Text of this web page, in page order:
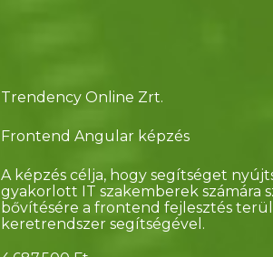
Trendency Online Zrt.
Frontend Angular képzés
A képzés célja, hogy segítséget
gyakorlott IT szakemberek számára
bővítésére a frontend fejlesztés
keretrendszer segítségével.